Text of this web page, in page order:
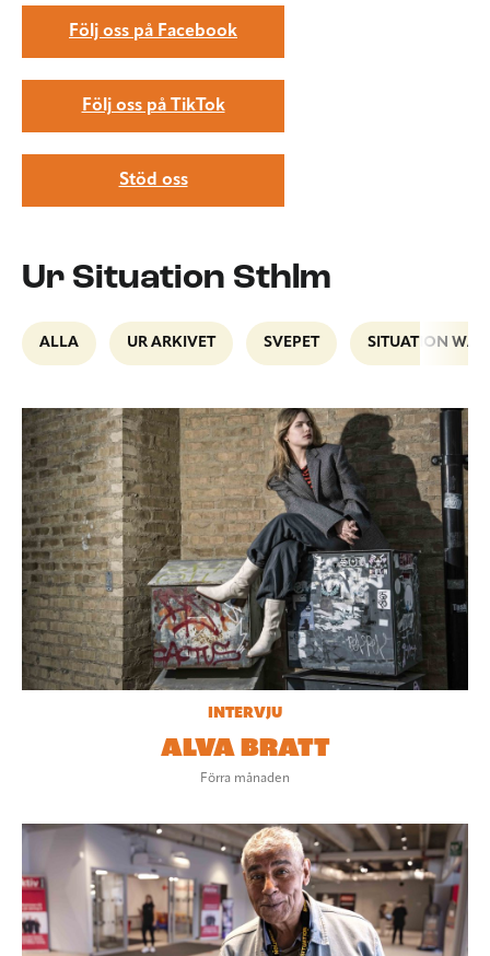
Följ oss på Facebook
Följ oss på TikTok
Stöd oss
Ur Situation Sthlm
ALLA UR ARKIVET SVEPET SITUATION
INTERVJU
ALVA BRATT
Förra månaden